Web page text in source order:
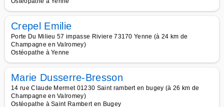
Crepel Emilie
Porte Du Milieu 57 impasse Riviere 73170 Yenne (à 24 km de
Champagne en Valromey)
Ostéopathe à Yenne
Marie Dusserre-Bresson
14 rue Claude Mermet 01230 Saint rambert en bugey (à 26 km de
Champagne en Valromey)
Ostéopathe à Saint Rambert en Bugey